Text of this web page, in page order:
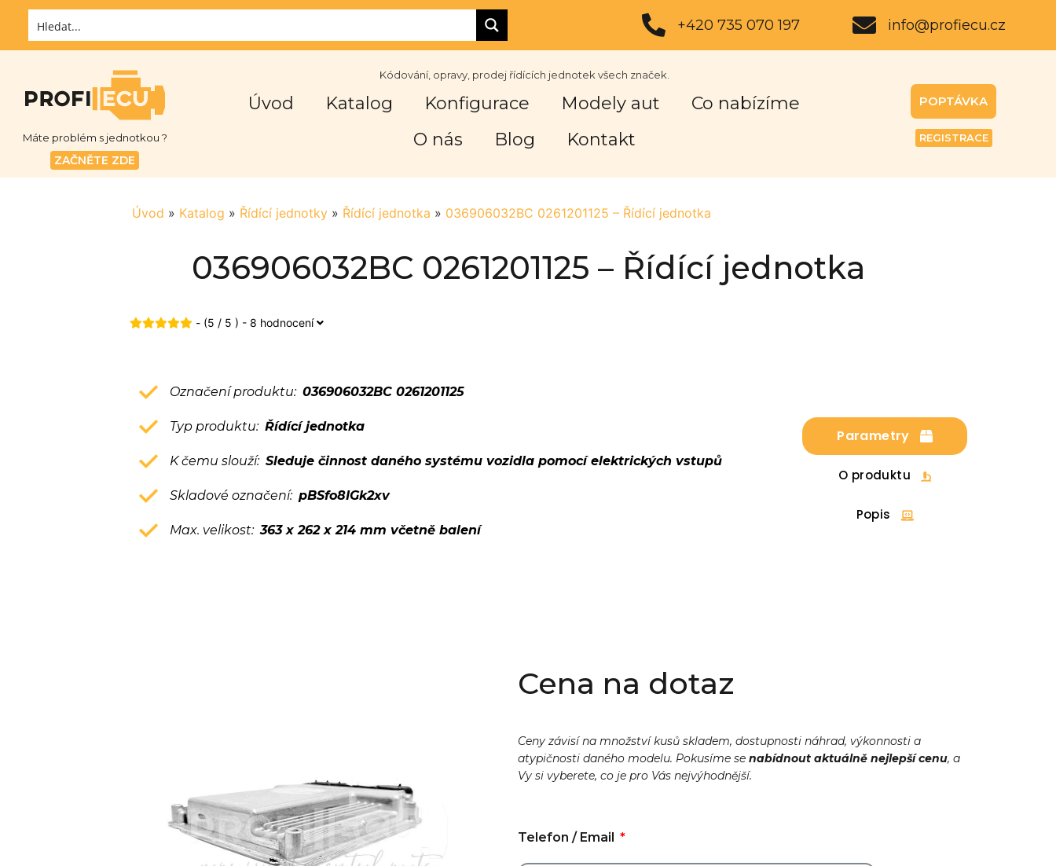
+420 735 070 197 info@profiecu.cz
Máte problém s jednotkou ?
ZAČNĚTE ZDE
Kódování, opravy, prodej řídících jednotek všech značek.
Úvod Katalog Konfigurace Modely aut
Co nabízíme
O nás
Blog Kontakt
POPTÁVKA
REGISTRACE
Úvod » Katalog » Řídící jednotky » Řídící jednotka » 036906032BC 0261201125 – Řídící jednotka
036906032BC 0261201125 – Řídící jednotka
- (5 / 5 ) - 8 hodnocení
Parametry
O produktu
Popis
Označení produktu: 036906032BC 0261201125
Typ produktu: Řídící jednotka
K čemu slouží: Sleduje činnost daného systému vozidla pomocí elektrických vstupů
Skladové označení: pBSfo8IGk2xv
Max. velikost:363 x 262 x 214 mm včetně balení
Cena na dotaz
Ceny závisí na množství kusů skladem, dostupnosti náhrad, výkonnosti a
atypičnosti daného modelu. Pokusíme senabídnout aktuálně nejlepší cenu, a
Vy si vyberete, co je pro Vás nejvýhodnější.
Telefon / Email